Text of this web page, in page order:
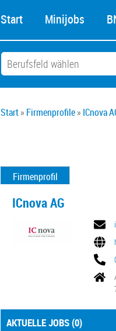
Start Minijobs
Start Firmenprofile ICnova
Firmenprofil
ICnova AG
AKTUELLE JOBS (0)